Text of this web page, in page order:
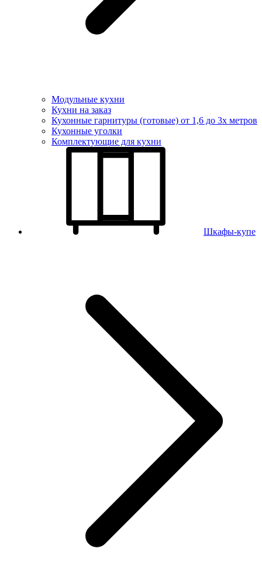
Модульные кухни
Кухни на заказ
Кухонные гарнитуры (готовые) от 1,6 до 3х метров
Кухонные уголки
Комплектующие для кухни
Шкафы-купе